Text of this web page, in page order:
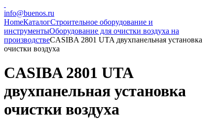
info@buenos.ru
HomeКаталогСтроительное оборудование и
инструментыОборудование для очистки воздуха на
производствеCASIBA 2801 UTA двухпанельная установка
очистки воздуха
CASIBA 2801 UTA
двухпанельная установка
очистки воздуха